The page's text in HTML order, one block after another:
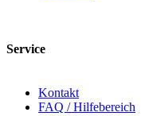
Service
Kontakt
FAQ / Hilfebereich